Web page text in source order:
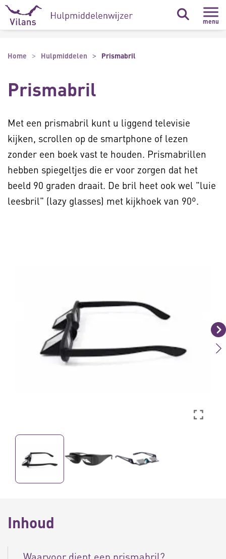
Naar hoofdinhoud
Naar footer
menu
Home Hulpmiddelen Prismabril
Prismabril
Met een prismabril kunt u liggend televisie
kijken, scrollen op de smartphone of lezen
zonder een boek vast te houden. Prismabrillen
hebben spiegeltjes die er voor zorgen dat het
beeld 90 graden draait. De bril heet ook wel "luie
leesbril" (lazy glasses) met kijkhoek van 90º.
Inhoud